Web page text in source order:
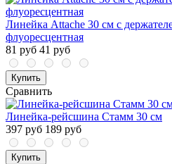
Линейка Attache 30 см с
флуоресцентная
81 руб 41 руб
Купить
Сравнить
Линейка-рейсшина Стамм 30 см
397 руб 189 руб
Купить